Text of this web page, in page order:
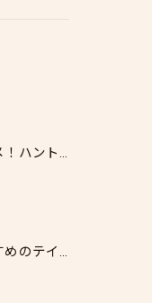
金沢絶品グルメ！ハントンライス！
【中区】おすすめのテイクアウト弁当を紹介します！｜旅するべんとうタカムラ